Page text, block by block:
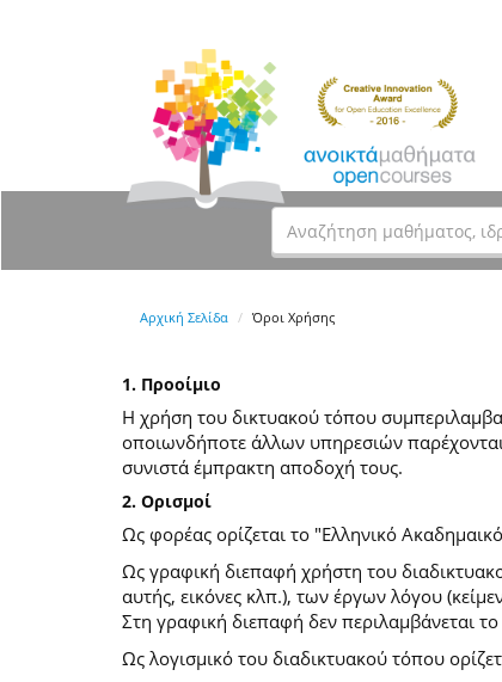
Αρχική Σελίδα Όροι Χρήσης
1. Προοίμιο
Η χρήση του δικτυακού τόπου
οποιωνδήποτε άλλων υπηρεσιών
συνιστά έμπρακτη αποδοχή τους.
2. Ορισμοί
Ως φορέας ορίζεται το "Ελληνικό
Ως γραφική διεπαφή χρήστη του
αυτής, εικόνες κλπ.), των έργων λόγου
Στη γραφική διεπαφή δεν περιλαμβάνεται
Ως λογισμικό του διαδικτυακού τόπου